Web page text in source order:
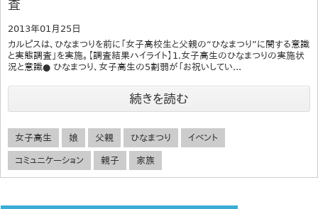
査
2013年01月25日
カルピスは、ひなまつりを前に「女子高校生と父親の“ひなまつり”に関する意識
と実態調査」を実施。【調査結果ハイライト】1.女子高生のひなまつりの実施状
況と意識● ひなまつり、女子高生の5割弱が「お祝いしてい...
続きを読む
女子高生 娘 父親 ひなまつり イベント
コミュニケーション 親子 家族